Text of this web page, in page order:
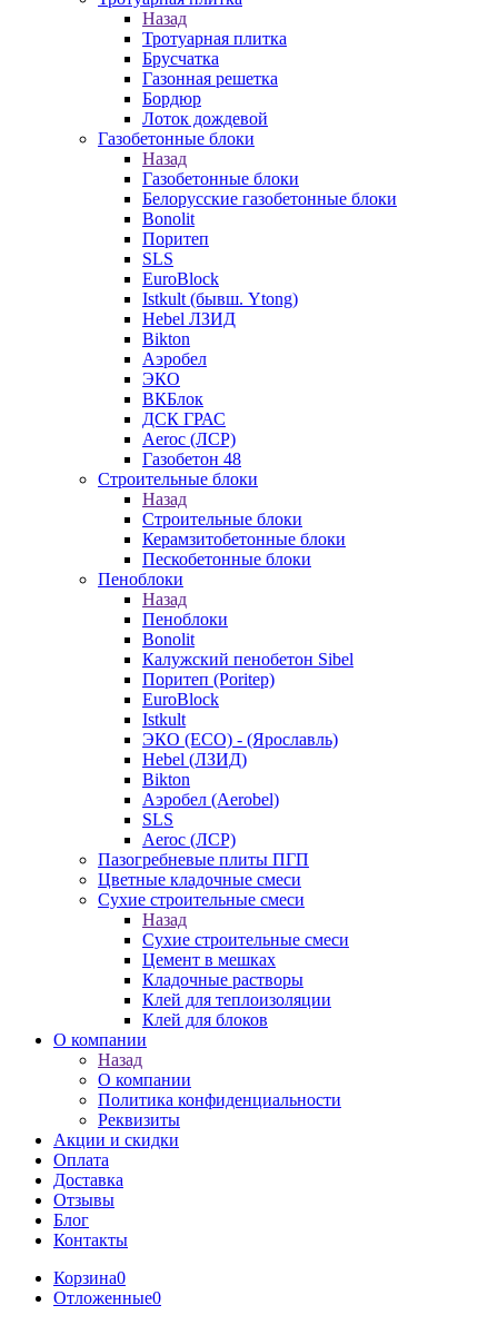
Назад
Тротуарная плитка
Брусчатка
Газонная решетка
Бордюр
Лоток дождевой
Газобетонные блоки
Назад
Газобетонные блоки
Белорусские газобетонные блоки
Bonolit
Поритеп
SLS
EuroBlock
Istkult (бывш. Ytong)
Hebel ЛЗИД
Bikton
Аэробел
ЭКО
ВКБлок
ДСК ГРАС
Aeroc (ЛСР)
Газобетон 48
Строительные блоки
Назад
Строительные блоки
Керамзитобетонные блоки
Пескобетонные блоки
Пеноблоки
Назад
Пеноблоки
Bonolit
Калужский пенобетон Sibel
Поритеп (Poritep)
EuroBlock
Istkult
ЭКО (ECO) - (Ярославль)
Hebel (ЛЗИД)
Bikton
Аэробел (Aerobel)
SLS
Aeroc (ЛСР)
Пазогребневые плиты ПГП
Цветные кладочные смеси
Сухие строительные смеси
Назад
Сухие строительные смеси
Цемент в мешках
Кладочные растворы
Клей для теплоизоляции
Клей для блоков
О компании
Назад
О компании
Политика конфиденциальности
Реквизиты
Акции и скидки
Оплата
Доставка
Отзывы
Блог
Контакты
Корзина0
Отложенные0